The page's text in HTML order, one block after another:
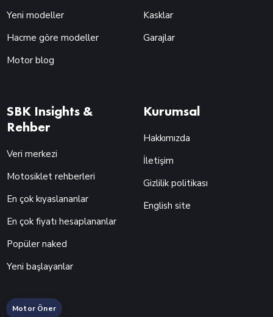
Yeni modeller
Hacme göre modeller
Motor blog
Kasklar
Garajlar
SBK Insights &
Rehber
Veri merkezi
Motosiklet rehberleri
En çok kıyaslananlar
En çok fiyatı hesaplananlar
Popüler naked
Yeni başlayanlar
Kurumsal
Hakkımızda
İletişim
Gizlilik politikası
English site
Motor Öner